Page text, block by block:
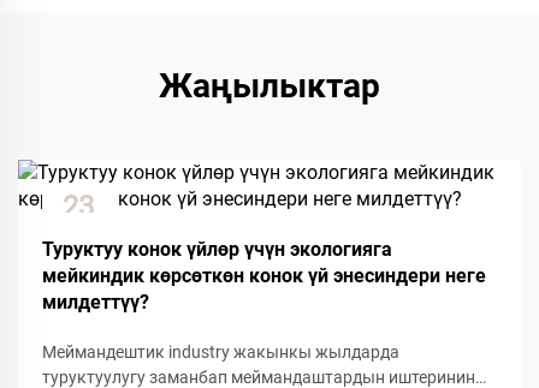
Жаңылыктар
23
Туруктуу конок үйлөр үчүн экологияга
мейкиндик көрсөткөн конок үй энесиндери неге
милдеттүү?
Меймандештик industry жакынкы жылдарда
туруктуулугу заманбап меймандаштардын иштеринин